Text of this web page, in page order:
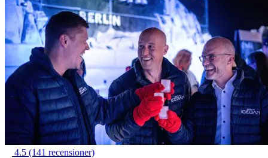
4.5 (141 recensioner)